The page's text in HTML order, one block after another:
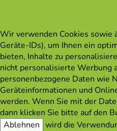
Wir verwenden Cookies sowie
Geräte-IDs), um Ihnen ein
bieten, Inhalte zu
nicht personalisierte Werbung
personenbezogene Daten wie
Geräteinformationen und
werden. Wenn Sie mit der
dann klicken Sie bitte auf den
Ablehnen wird die